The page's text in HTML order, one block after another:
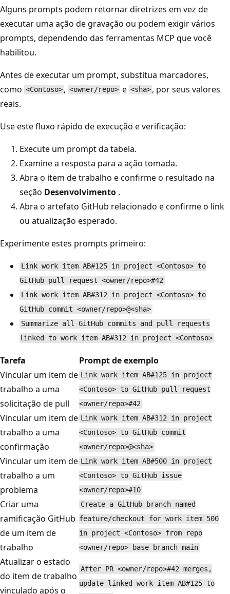
Alguns prompts podem retornar diretrizes em vez de
executar uma ação de gravação ou podem exigir vários
prompts, dependendo das ferramentas MCP que você
habilitou.
Antes de executar um prompt, substitua marcadores,
como <Contoso> , <owner/repo> e <sha> , por seus valores
reais.
Use este fluxo rápido de execução e verificação:
Execute um prompt da tabela.
Examine a resposta para a ação tomada.
Abra o item de trabalho e confirme o resultado na
seção Desenvolvimento .
Abra o artefato GitHub relacionado e confirme o link
ou atualização esperado.
Experimente estes prompts primeiro:
Link work item AB#125 in project <Contoso> to
GitHub pull request <owner/repo>#42
Link work item AB#312 in project <Contoso> to
GitHub commit <owner/repo>@<sha>
Summarize all GitHub commits and pull requests
linked to work item AB#312 in project <Contoso>
Tarefa
Prompt de exemplo
Vincular um item de
trabalho a uma
solicitação de pull
Link work item AB#125 in project
<Contoso> to GitHub pull request
<owner/repo>#42
Vincular um item de
trabalho a uma
confirmação
Link work item AB#312 in project
<Contoso> to GitHub commit
<owner/repo>@<sha>
Vincular um item de
trabalho a um
problema
Link work item AB#500 in project
<Contoso> to GitHub issue
<owner/repo>#10
Criar uma
ramificação GitHub
de um item de
trabalho
Create a GitHub branch named
feature/checkout for work item 500
in project <Contoso> from repo
<owner/repo> base branch main
Atualizar o estado
do item de trabalho
vinculado após o
After PR <owner/repo>#42 merges,
update linked work item AB#125 to